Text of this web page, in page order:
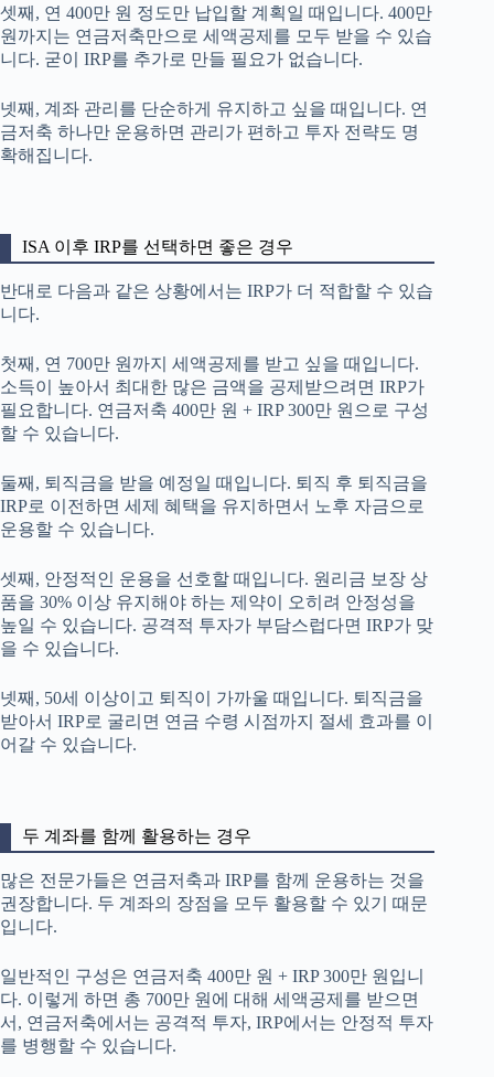
셋째, 연 400만 원 정도만 납입할 계획일 때입니다. 400만
원까지는 연금저축만으로 세액공제를 모두 받을 수 있습
니다. 굳이 IRP를 추가로 만들 필요가 없습니다.
넷째, 계좌 관리를 단순하게 유지하고 싶을 때입니다. 연
금저축 하나만 운용하면 관리가 편하고 투자 전략도 명
확해집니다.
ISA 이후 IRP를 선택하면 좋은 경우
반대로 다음과 같은 상황에서는 IRP가 더 적합할 수 있습
니다.
첫째, 연 700만 원까지 세액공제를 받고 싶을 때입니다.
소득이 높아서 최대한 많은 금액을 공제받으려면 IRP가
필요합니다. 연금저축 400만 원 + IRP 300만 원으로 구성
할 수 있습니다.
둘째, 퇴직금을 받을 예정일 때입니다. 퇴직 후 퇴직금을
IRP로 이전하면 세제 혜택을 유지하면서 노후 자금으로
운용할 수 있습니다.
셋째, 안정적인 운용을 선호할 때입니다. 원리금 보장 상
품을 30% 이상 유지해야 하는 제약이 오히려 안정성을
높일 수 있습니다. 공격적 투자가 부담스럽다면 IRP가 맞
을 수 있습니다.
넷째, 50세 이상이고 퇴직이 가까울 때입니다. 퇴직금을
받아서 IRP로 굴리면 연금 수령 시점까지 절세 효과를 이
어갈 수 있습니다.
두 계좌를 함께 활용하는 경우
많은 전문가들은 연금저축과 IRP를 함께 운용하는 것을
권장합니다. 두 계좌의 장점을 모두 활용할 수 있기 때문
입니다.
일반적인 구성은 연금저축 400만 원 + IRP 300만 원입니
다. 이렇게 하면 총 700만 원에 대해 세액공제를 받으면
서, 연금저축에서는 공격적 투자, IRP에서는 안정적 투자
를 병행할 수 있습니다.